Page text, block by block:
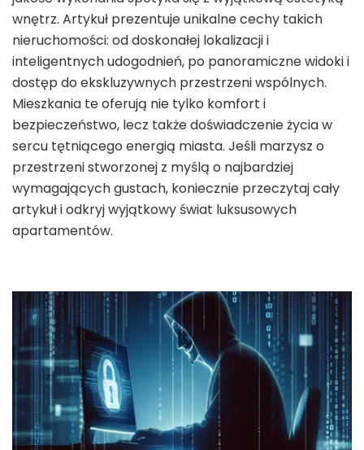
wnętrz. Artykuł prezentuje unikalne cechy takich
nieruchomości: od doskonałej lokalizacji i
inteligentnych udogodnień, po panoramiczne widoki i
dostęp do ekskluzywnych przestrzeni wspólnych.
Mieszkania te oferują nie tylko komfort i
bezpieczeństwo, lecz także doświadczenie życia w
sercu tętniącego energią miasta. Jeśli marzysz o
przestrzeni stworzonej z myślą o najbardziej
wymagających gustach, koniecznie przeczytaj cały
artykuł i odkryj wyjątkowy świat luksusowych
apartamentów.